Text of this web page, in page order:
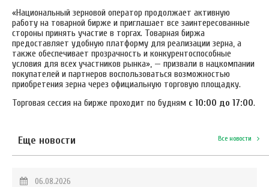
«Национальный зерновой оператор продолжает активную
работу на товарной бирже и приглашает все заинтересованные
стороны принять участие в торгах. Товарная биржа
предоставляет удобную платформу для реализации зерна, а
также обеспечивает прозрачность и конкурентоспособные
условия для всех участников рынка», — призвали в нацкомпании
покупателей и партнеров воспользоваться возможностью
приобретения зерна через официальную торговую площадку.
Торговая сессия на бирже проходит по будням с 10:00 до 17:00.
Еще новости Все новости
06.08.2026